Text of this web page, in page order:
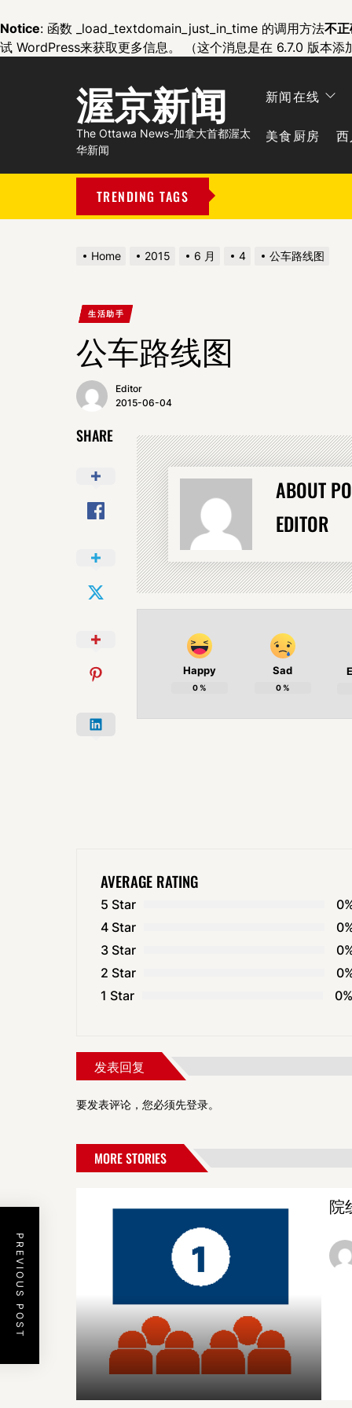
Notice: 函数 _load_textdomain_just_in_time 的调用方法不
试 WordPress来获取更多信息。 （这个消息是在 6.7.0 版本
渥京新闻
The Ottawa News-加拿大首都渥太
华新闻
新闻在线
美食厨房
TRENDING TAGS
Home 2015 6 月 4 公车路线图
生活助手
公车路线图
Editor
2015-06-04
SHARE
ABOUT
EDITOR
Happy
0%
Sad
0%
AVERAGE RATING
5 Star
4 Star
3 Star
2 Star
1 Star
0%
发表回复
要发表评论，您必须先登录。
PREVIOUS POST
MORE STORIES
院